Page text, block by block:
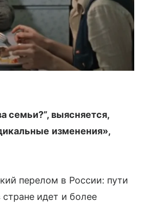
семьи?”, выясняется,
изменения»,
перелом в России: пути
идет и более